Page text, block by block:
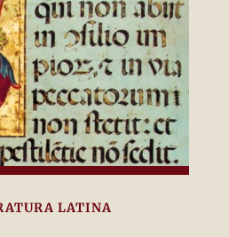
LATINA